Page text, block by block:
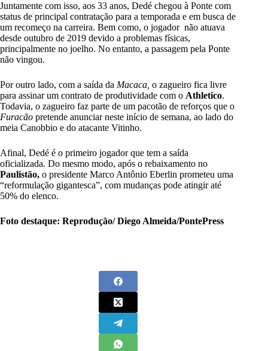
Juntamente com isso, aos 33 anos, Dedé chegou à Ponte com
status de principal contratação para a temporada e em busca de
um recomeço na carreira. Bem como, o jogador não atuava
desde outubro de 2019 devido a problemas físicas,
principalmente no joelho. No entanto, a passagem pela Ponte
não vingou.
Por outro lado, com a saída da Macaca, o zagueiro fica livre
para assinar um contrato de produtividade com o Athletico.
Todavia, o zagueiro faz parte de um pacotão de reforços que o
Furacão pretende anunciar neste início de semana, ao lado do
meia Canobbio e do atacante Vitinho.
Afinal, Dedé é o primeiro jogador que tem a saída
oficializada. Do mesmo modo, após o rebaixamento no
Paulistão, o presidente Marco Antônio Eberlin prometeu uma
“reformulação gigantesca”, com mudanças pode atingir até
50% do elenco.
Foto destaque: Reprodução/ Diego Almeida/PontePress